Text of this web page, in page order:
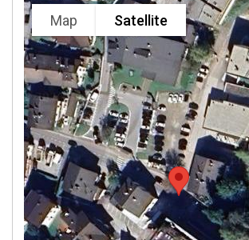
Map Satellite